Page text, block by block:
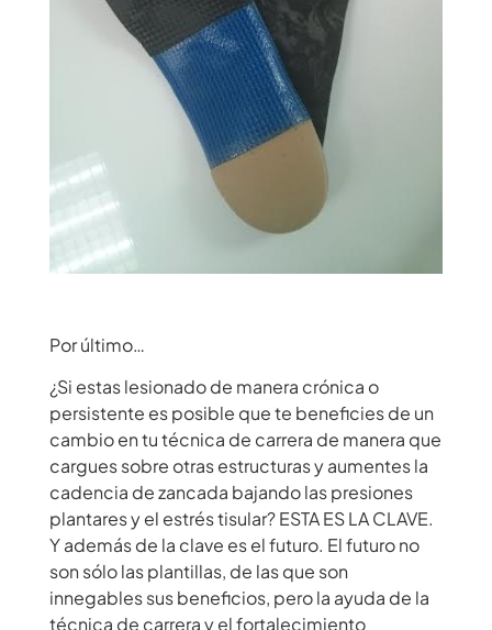
Por último…
¿Si estas lesionado de manera crónica o
persistente es posible que te beneficies de un
cambio en tu técnica de carrera de manera que
cargues sobre otras estructuras y aumentes la
cadencia de zancada bajando las presiones
plantares y el estrés tisular? ESTA ES LA CLAVE.
Y además de la clave es el futuro. El futuro no
son sólo las plantillas, de las que son
innegables sus beneficios, pero la ayuda de la
técnica de carrera y el fortalecimiento